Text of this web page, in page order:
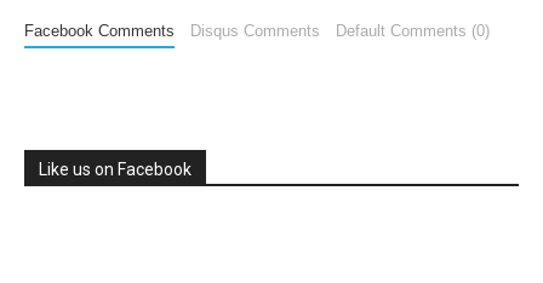
Facebook Comments Disqus Comments Default Comments (0)
Like us on Facebook